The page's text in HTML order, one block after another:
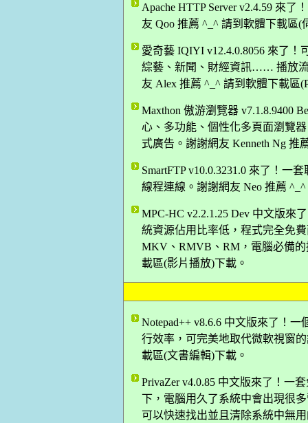
Apache HTTP Server v2.4.59 來
友 Qoo 推薦 ^_^ 請到軟體下載區(
愛奇藝 IQIYI v12.4.0.8056 來了
綜藝、新聞、財經資訊…… 播放
友 Alex 推薦 ^_^ 請到軟體下載區
Maxthon 傲游瀏覽器 v7.1.8.9400
心、多功能、個性化多頁面瀏覽
式廣告。謝謝網友 Kenneth Ng 推
SmartFTP v10.0.3231.0 來了！一
線程連線。謝謝網友 Neo 推薦
MPC-HC v2.2.1.25 Dev 中文版來
統資源佔用比率低，程式完全免
MKV、RMVB、RM，電腦必備
載區(影片播放)下載。
Notepad++ v8.6.6 中文版來了！
行效率，可完美地取代微軟視窗
載區(文書編輯)下載。
PrivaZer v4.0.85 中文版來了！一
下，電腦用久了系統中會出現很
可以快速找出並且清除系統中無